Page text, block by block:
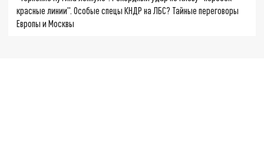
красные линии". Особые спецы КНДР на ЛБС? Тайные переговоры
Европы и Москвы